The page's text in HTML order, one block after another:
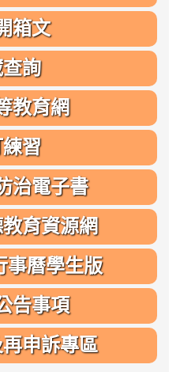
箱文
詢
教育網
習
治電子書
育資源網
事曆學生版
告事項
申訴專區